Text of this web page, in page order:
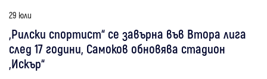
29 юли
„Рилски спортист“ се завърна във Втора лига
след 17 години, Самоков обновява стадион
„Искър“